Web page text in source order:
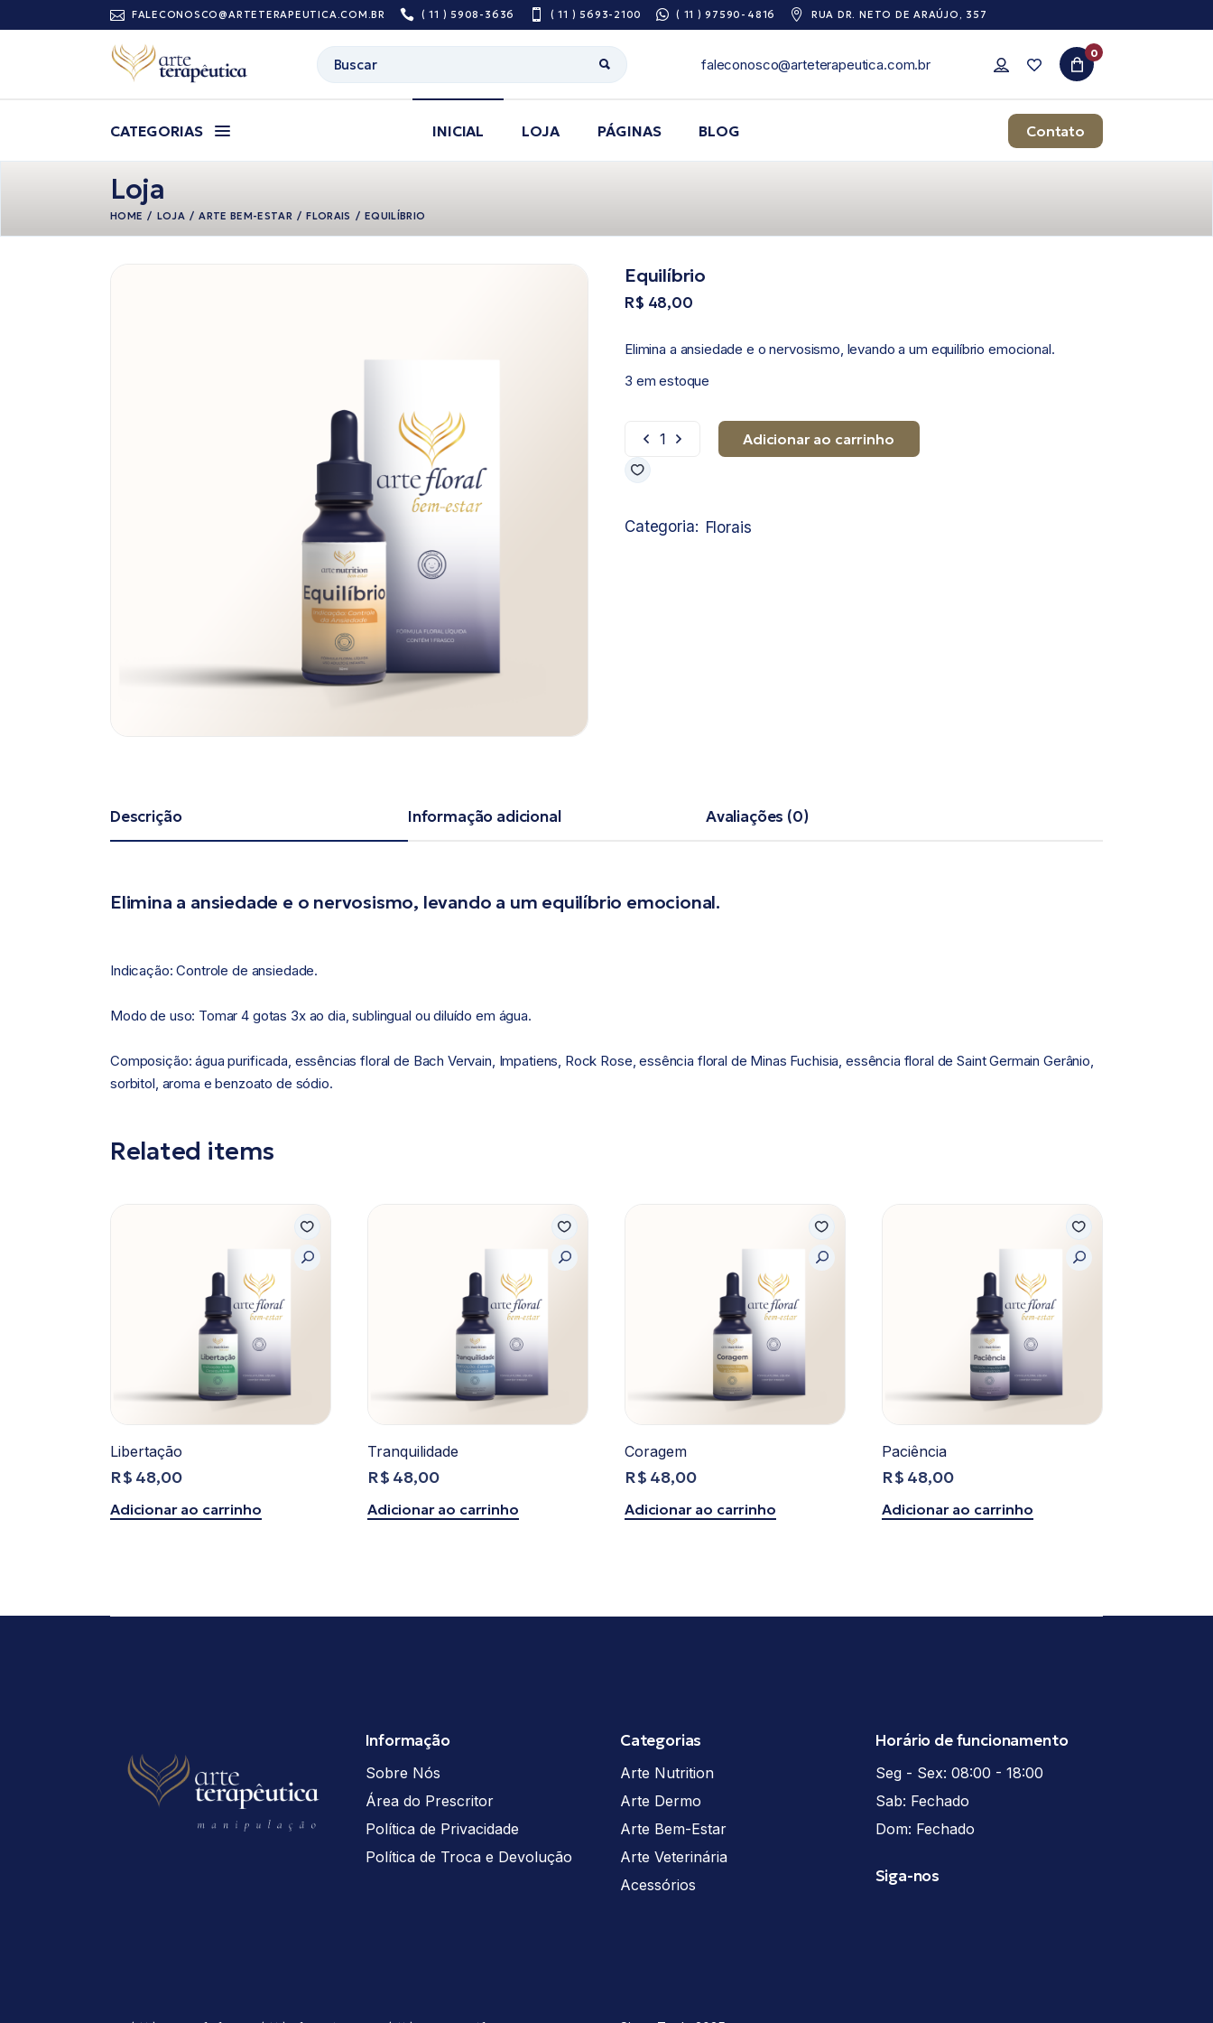
o
FALECONOSCO@ARTETERAPEUTICA.COM.BR ( 11 ) 5908-3636 ( 11 ) 5693-2100 ( 11 ) 97590-4816 RUA DR. NETO DE ARAÚJO, 357
Buscar
faleconosco@arteterapeutica.com.br
0
CATEGORIAS INICIAL LOJA PÁGINAS
Pesquisa De
Área do Prescritor
Guia de utilização
de medicamentos
BLOG Contato
Loja
HOME LOJA ARTE BEM-ESTAR FLORAIS EQUILÍBRIO
Equilíbrio
R$ 48,00
Elimina a ansiedade e o nervosismo, levando a um equilíbrio emocional.
3 em estoque
Equilíbrio quantidadeAdicionar ao carrinho
Categoria: Florais
Descrição Informação adicional Avaliações (0)
Elimina a ansiedade e o nervosismo, levando a um equilíbrio emocional.
Indicação: Controle de ansiedade.
Modo de uso: Tomar 4 gotas 3x ao dia, sublingual ou diluído em água.
Composição: água purificada, essências floral de Bach Vervain, Impatiens, Rock Rose, essência floral de Minas Fuchisia, essência floral de Saint Germain Gerânio,
sorbitol, aroma e benzoato de sódio.
Related items
Libertação
R$ 48,00
Adicionar ao carrinho
Tranquilidade
R$ 48,00
Adicionar ao carrinho
Coragem
R$ 48,00
Adicionar ao carrinho
Paciência
R$ 48,00
Adicionar ao carrinho
Informação
Sobre Nós
Área do Prescritor
Política de Privacidade
Política de Troca e Devolução
Categorias
Arte Nutrition
Arte Dermo
Arte Bem-Estar
Arte Veterinária
Acessórios
Horário de funcionamento
Seg - Sex: 08:00 - 18:00
Sab: Fechado
Dom: Fechado
Siga-nos